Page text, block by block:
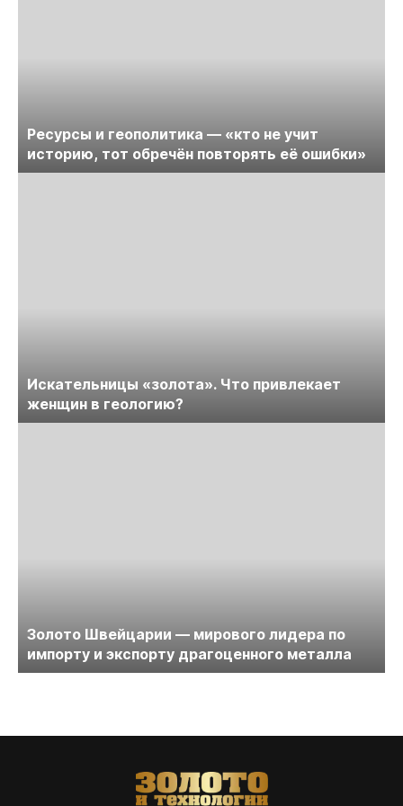
Ресурсы и геополитика — «кто не учит
историю, тот обречён повторять её ошибки»
Искательницы «золота». Что привлекает
женщин в геологию?
Золото Швейцарии — мирового лидера по
импорту и экспорту драгоценного металла